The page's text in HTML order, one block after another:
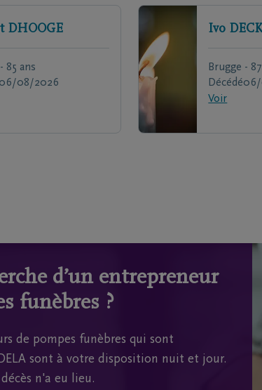
DHOOGE
85 ans
06/08/2026
Ivo
Brugge -
Décédé
Voir
d’un entrepreneur
funèbres ?
de pompes funèbres qui sont
sont à votre disposition nuit et jour.
n'a eu lieu.